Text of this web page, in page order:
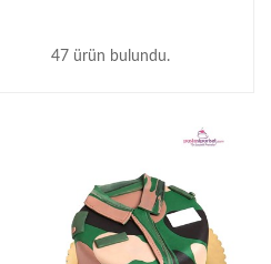
47 ürün bulundu.